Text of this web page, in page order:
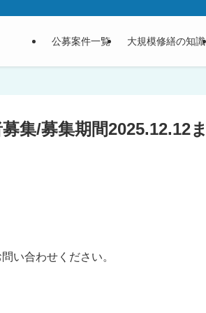
公募案件一覧 大規模修繕の知識
集/募集期間2025.12.12ま
い合わせください。